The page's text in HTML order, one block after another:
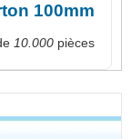
100mm
10.000pièces